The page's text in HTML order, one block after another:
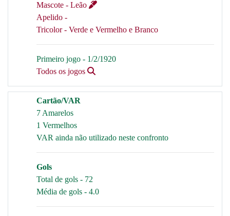
Mascote - Leão
Apelido -
Tricolor - Verde e Vermelho e Branco
Primeiro jogo - 1/2/1920
Todos os jogos
Cartão/VAR
7 Amarelos
1 Vermelhos
VAR ainda não utilizado neste confronto
Gols
Total de gols - 72
Média de gols - 4.0